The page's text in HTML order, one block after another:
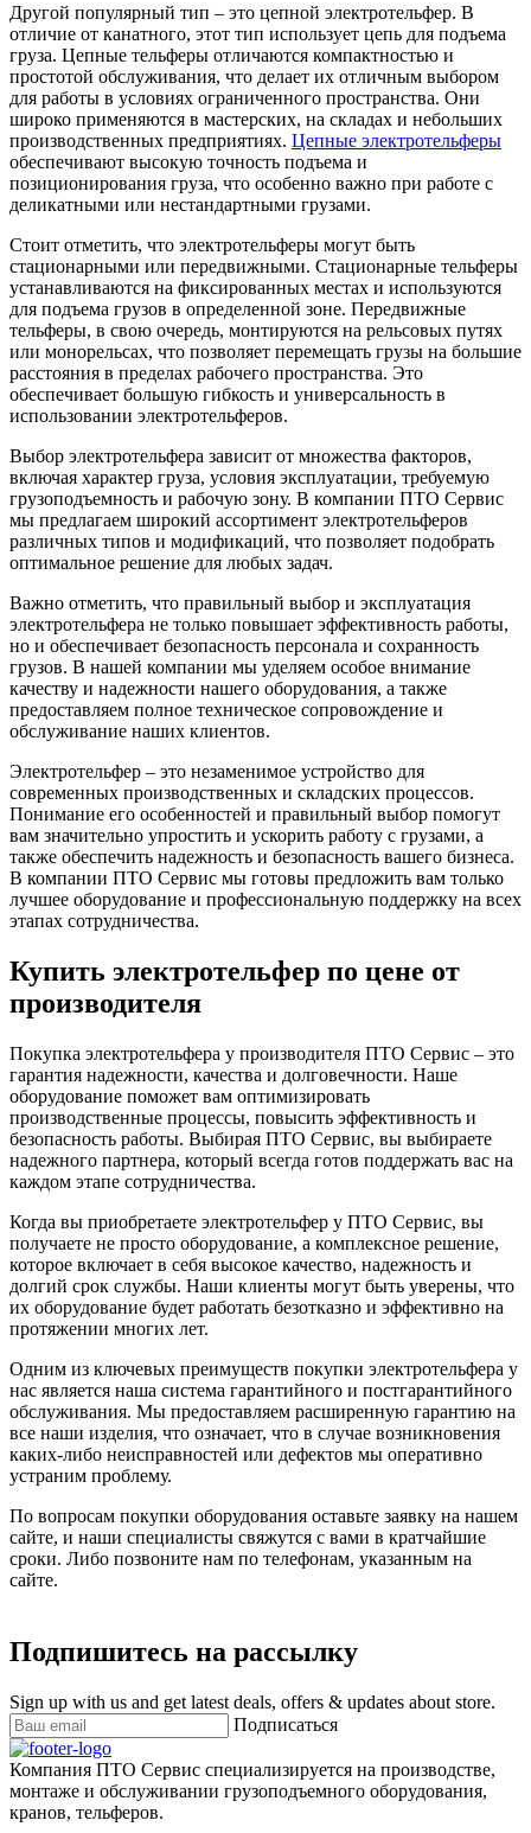
Другой популярный тип – это цепной электротельфер. В
отличие от канатного, этот тип использует цепь для подъема
груза. Цепные тельферы отличаются компактностью и
простотой обслуживания, что делает их отличным выбором
для работы в условиях ограниченного пространства. Они
широко применяются в мастерских, на складах и небольших
производственных предприятиях. Цепные электротельферы
обеспечивают высокую точность подъема и
позиционирования груза, что особенно важно при работе с
деликатными или нестандартными грузами.
Стоит отметить, что электротельферы могут быть
стационарными или передвижными. Стационарные тельферы
устанавливаются на фиксированных местах и используются
для подъема грузов в определенной зоне. Передвижные
тельферы, в свою очередь, монтируются на рельсовых путях
или монорельсах, что позволяет перемещать грузы на большие
расстояния в пределах рабочего пространства. Это
обеспечивает большую гибкость и универсальность в
использовании электротельферов.
Выбор электротельфера зависит от множества факторов,
включая характер груза, условия эксплуатации, требуемую
грузоподъемность и рабочую зону. В компании ПТО Сервис
мы предлагаем широкий ассортимент электротельферов
различных типов и модификаций, что позволяет подобрать
оптимальное решение для любых задач.
Важно отметить, что правильный выбор и эксплуатация
электротельфера не только повышает эффективность работы,
но и обеспечивает безопасность персонала и сохранность
грузов. В нашей компании мы уделяем особое внимание
качеству и надежности нашего оборудования, а также
предоставляем полное техническое сопровождение и
обслуживание наших клиентов.
Электротельфер – это незаменимое устройство для
современных производственных и складских процессов.
Понимание его особенностей и правильный выбор помогут
вам значительно упростить и ускорить работу с грузами, а
также обеспечить надежность и безопасность вашего бизнеса.
В компании ПТО Сервис мы готовы предложить вам только
лучшее оборудование и профессиональную поддержку на всех
этапах сотрудничества.
Купить электротельфер по цене от
производителя
Покупка электротельфера у производителя ПТО Сервис – это
гарантия надежности, качества и долговечности. Наше
оборудование поможет вам оптимизировать
производственные процессы, повысить эффективность и
безопасность работы. Выбирая ПТО Сервис, вы выбираете
надежного партнера, который всегда готов поддержать вас на
каждом этапе сотрудничества.
Когда вы приобретаете электротельфер у ПТО Сервис, вы
получаете не просто оборудование, а комплексное решение,
которое включает в себя высокое качество, надежность и
долгий срок службы. Наши клиенты могут быть уверены, что
их оборудование будет работать безотказно и эффективно на
протяжении многих лет.
Одним из ключевых преимуществ покупки электротельфера у
нас является наша система гарантийного и постгарантийного
обслуживания. Мы предоставляем расширенную гарантию на
все наши изделия, что означает, что в случае возникновения
каких-либо неисправностей или дефектов мы оперативно
устраним проблему.
По вопросам покупки оборудования оставьте заявку на нашем
сайте, и наши специалисты свяжутся с вами в кратчайшие
сроки. Либо позвоните нам по телефонам, указанным на
сайте.
Подпишитесь на рассылку
Sign up with us and get latest deals, offers & updates about store.
Подписаться
Компания ПТО Сервис специализируется на производстве,
монтаже и обслуживании грузоподъемного оборудования,
кранов, тельферов.